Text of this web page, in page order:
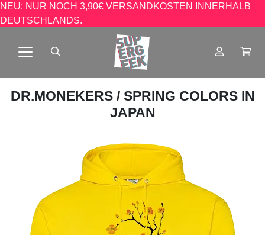
NEU: NUR NOCH 3,90€ VERSANDKOSTEN INNERHALB
DEUTSCHLANDS.
DR.MONEKERS / SPRING COLORS IN
JAPAN